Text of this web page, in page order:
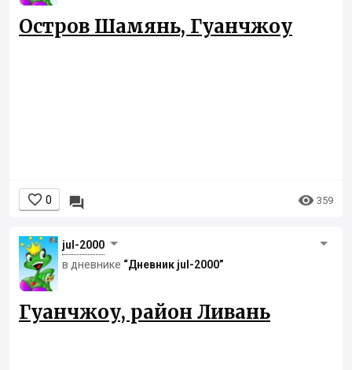
Остров Шамянь, Гуанчжоу
 0   359
jul-2000
в дневнике “Дневник jul-2000”
Гуанчжоу, район Ливань